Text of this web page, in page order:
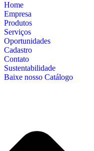
Home
Empresa
Produtos
Serviços
Oportunidades
Cadastro
Contato
Sustentabilidade
Baixe nosso Catálogo